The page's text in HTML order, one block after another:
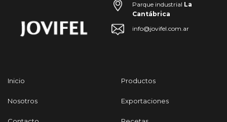
Parque industrial La
Cantábrica
info@jovifel.com.ar
Inicio
Nosotros
Productos
Exportaciones